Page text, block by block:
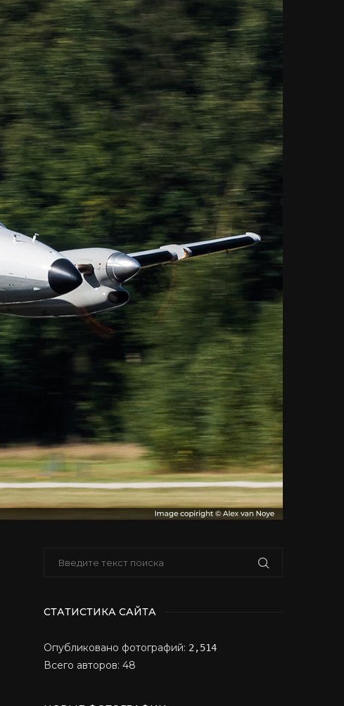
СТАТИСТИКА САЙТА
Опубликовано фотографий: 2,514
Всего авторов: 48